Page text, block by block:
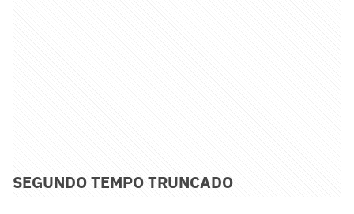
SEGUNDO TEMPO TRUNCADO